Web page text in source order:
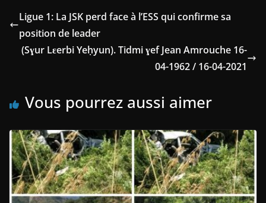
Ligue 1: La JSK perd face à l’ESS qui confirme sa
position de leader
(Sɣur Lɛerbi Yeḥyun). Tidmi ɣef Jean Amrouche 16-
04-1962 / 16-04-2021
Vous pourrez aussi aimer